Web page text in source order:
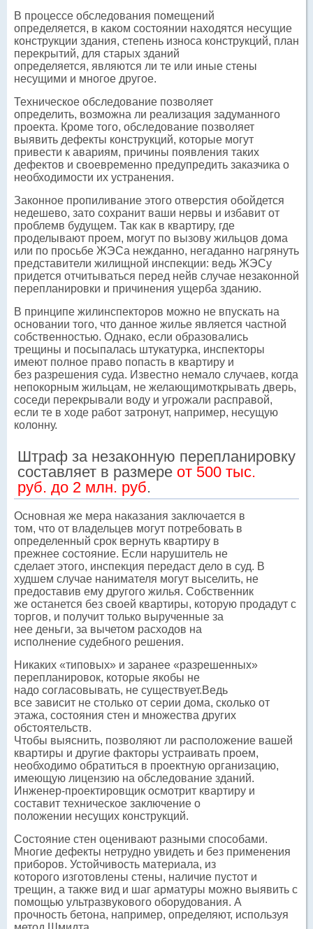
В процессе обследования помещений
определяется, в каком состоянии находятся несущие
конструкции здания, степень износа конструкций, план
перекрытий, для старых зданий
определяется, являются ли те или иные стены
несущими и многое другое.
Техническое обследование позволяет
определить, возможна ли реализация задуманного
проекта. Кроме того, обследование позволяет
выявить дефекты конструкций, которые могут
привести к авариям, причины появления таких
дефектов и своевременно предупредить заказчика о
необходимости их устранения.
Законное пропиливание этого отверстия обойдется
недешево, зато сохранит ваши нервы и избавит от
проблемв будущем. Так как в квартиру, где
проделывают проем, могут по вызову жильцов дома
или по просьбе ЖЭСа нежданно, негаданно нагрянуть
представители жилищной инспекции: ведь ЖЭСу
придется отчитываться перед нейв случае незаконной
перепланировки и причинения ущерба зданию.
В принципе жилинспекторов можно не впускать на
основании того, что данное жилье является частной
собственностью. Однако, если образовались
трещины и посыпалась штукатурка, инспекторы
имеют полное право попасть в квартиру и
без разрешения суда. Известно немало случаев, когда
непокорным жильцам, не желающимоткрывать дверь,
соседи перекрывали воду и угрожали расправой,
если те в ходе работ затронут, например, несущую
колонну.
Штраф за незаконную перепланировку
составляет в размере от 500 тыс.
руб. до 2 млн. руб.
Основная же мера наказания заключается в
том, что от владельцев могут потребовать в
определенный срок вернуть квартиру в
прежнее состояние. Если нарушитель не
сделает этого, инспекция передаст дело в суд. В
худшем случае нанимателя могут выселить, не
предоставив ему другого жилья. Собственник
же останется без своей квартиры, которую продадут с
торгов, и получит только вырученные за
нее деньги, за вычетом расходов на
исполнение судебного решения.
Никаких «типовых» и заранее «разрешенных»
перепланировок, которые якобы не
надо согласовывать, не существует.Ведь
все зависит не столько от серии дома, сколько от
этажа, состояния стен и множества других
обстоятельств.
Чтобы выяснить, позволяют ли расположение вашей
квартиры и другие факторы устраивать проем,
необходимо обратиться в проектную организацию,
имеющую лицензию на обследование зданий.
Инженер-проектировщик осмотрит квартиру и
составит техническое заключение о
положении несущих конструкций.
Состояние стен оценивают разными способами.
Многие дефекты нетрудно увидеть и без применения
приборов. Устойчивость материала, из
которого изготовлены стены, наличие пустот и
трещин, а также вид и шаг арматуры можно выявить с
помощью ультразвукового оборудования. А
прочность бетона, например, определяют, используя